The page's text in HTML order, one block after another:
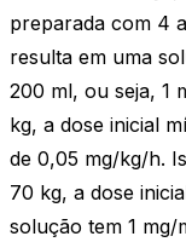
preparada com 4
resulta em uma
200 ml, ou seja, 1
kg, a dose inicial
de 0,05 mg/kg/h.
70 kg, a dose
solução tem 1 mg/